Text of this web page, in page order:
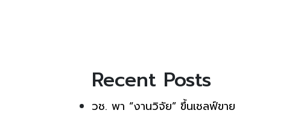
Recent Posts
วช. พา “งานวิจัย” ขึ้นเชลฟ์ขาย